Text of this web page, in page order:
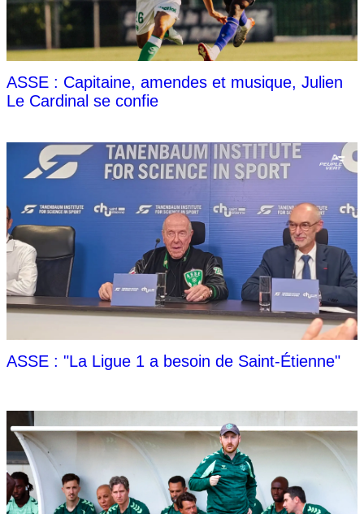
ASSE : Capitaine, amendes et musique, Julien
Le Cardinal se confie
ASSE : "La Ligue 1 a besoin de Saint-Étienne"